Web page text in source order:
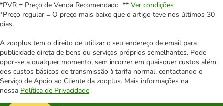
*PVR = Preço de Venda Recomendado ** Ver condições
*Preço regular = O preço mais baixo que o artigo teve nos últimos 30
dias.
A zooplus tem o direito de utilizar o seu endereço de email para
publicidade direta de bens ou serviços próprios semelhantes. Pode
opor-se a qualquer momento, sem incorrer em quaisquer custos além
dos custos básicos de transmissão à tarifa normal, contactando o
Serviço de Apoio ao Cliente da zooplus. Mais informações na
nossa Política de Privacidade